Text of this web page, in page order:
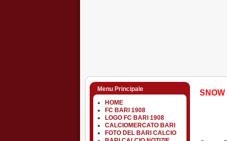
Menu Principale
HOME
FC BARI 1908
LOGO FC BARI 1908
CALCIOMERCATO BARI
FOTO DEL BARI CALCIO